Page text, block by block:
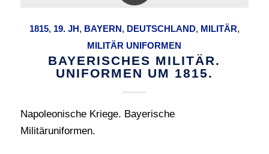
1815, 19. JH, BAYERN, DEUTSCHLAND, MILITÄR,
MILITÄR UNIFORMEN
BAYERISCHES MILITÄR.
UNIFORMEN UM 1815.
Napoleonische Kriege. Bayerische
Militäruniformen.